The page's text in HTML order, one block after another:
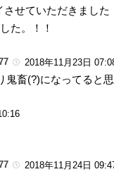
せていただきまし
た。！！
2018年11月23日
畜(?)になってると
2018年11月24日